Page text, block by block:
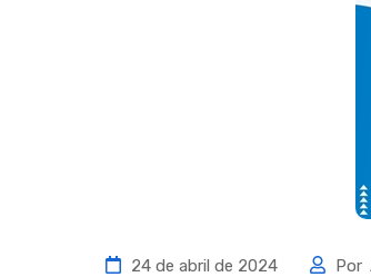
24 de abril de 2024 Por